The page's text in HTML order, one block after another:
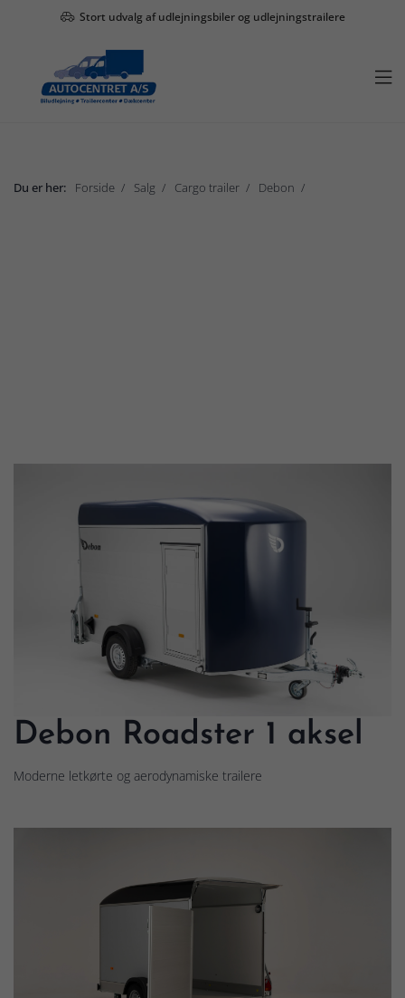
Stort udvalg af udlejningsbiler og udlejningstrailere

Du er her: Forside Salg Cargo trailer
Debon
Debon Roadster 1 aksel
Moderne letkørte og aerodynamiske trailere